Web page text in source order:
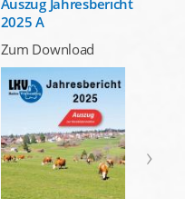
2025 A
Zum Download